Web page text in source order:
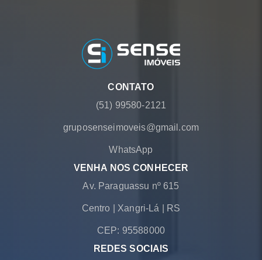
CONTATO
(51) 99580-2121
gruposenseimoveis@gmail.com
WhatsApp
VENHA NOS CONHECER
Av. Paraguassu nº 615
Centro Xangri-Lá RS
CEP: 95588000
REDES SOCIAIS